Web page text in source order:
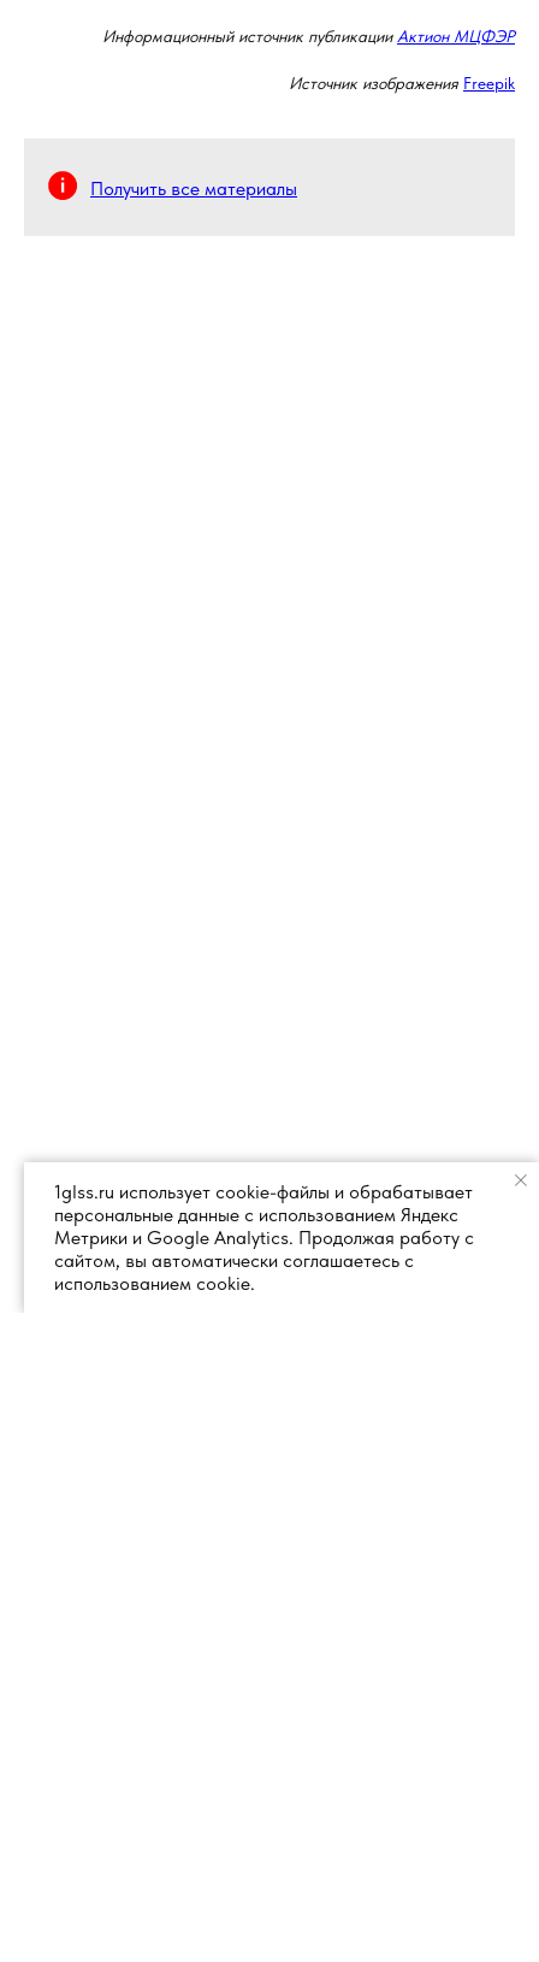
Информационный источник публикации Актион МЦФЭР
Источник изображения Freepik
Получить все материалы
1glss.ru использует cookie-файлы и обрабатывает
персональные данные с использованием Яндекс
Метрики и Google Analytics. Продолжая работу с
сайтом, вы автоматически соглашаетесь с
использованием cookie.